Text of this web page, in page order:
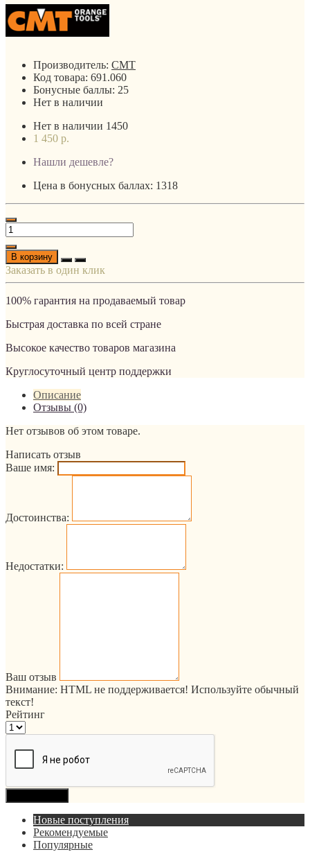
Производитель: CMT
Код товара: 691.060
Бонусные баллы: 25
Нет в наличии
Нет в наличии 1450
1 450 р.
Нашли дешевле?
Цена в бонусных баллах: 1318
В корзину
Заказать в один клик
100% гарантия на продаваемый товар
Быстрая доставка по всей стране
Высокое качество товаров магазина
Круглосуточный центр поддержки
Описание
Отзывы (0)
Нет отзывов об этом товаре.
Написать отзыв
Ваше имя:
Достоинства:
Недостатки:
Ваш отзыв
Внимание: HTML не поддерживается! Используйте обычный
текст!
Рейтинг
Новые поступления
Рекомендуемые
Популярные